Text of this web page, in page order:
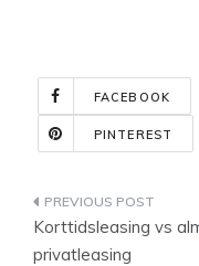
FACEBOOK
PINTEREST
Korttidsleasing vs
privatleasing